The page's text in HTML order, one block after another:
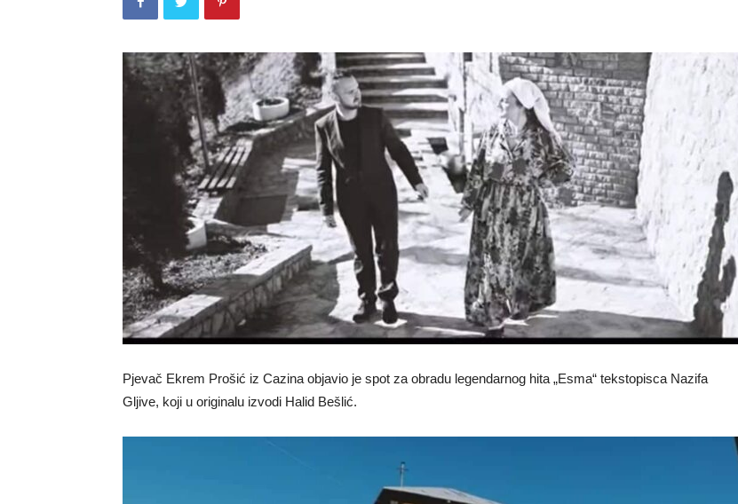
Pjevač Ekrem Prošić iz Cazina objavio je spot za obradu legendarnog hita „Esma“ tekstopisca Nazifa
Gljive, koji u originalu izvodi Halid Bešlić.